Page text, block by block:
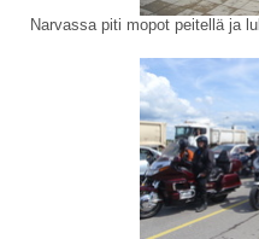
Narvassa piti mopot peitellä ja